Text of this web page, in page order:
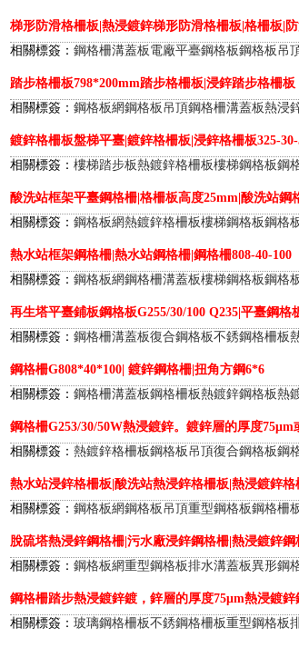
梯形防滑格柵板|熱浸鍍鋅梯形防滑格柵板|格柵板|
相關標簽： 鋼格柵溝蓋板 電廠平臺鋼格板鋼格板吊
踏步格柵板798*200mm踏步格柵板|浸鋅踏步格柵板
相關標簽： 鋼格板網鋼格板吊頂鋼格柵溝蓋板熱浸
鍍鋅格柵板盤梯平臺|鍍鋅格柵板|浸鋅格柵板325-
相關標簽： 樓梯踏步板熱鍍鋅格柵板樓梯鋼格板鋼
酸洗站框架平臺鋼格柵|格柵板高度25mm|酸洗站鋼
相關標簽： 鋼格板網熱鍍鋅格柵板樓梯鋼格板鋼格
熱水站框架鋼格柵|熱水站鋼格柵|鋼格柵808-40-100
相關標簽： 鋼格板網鋼格柵溝蓋板樓梯鋼格板鋼格
再生塔平臺鋪板鋼格板G255/30/100 Q235|平臺鋼格
相關標簽： 鋼格柵溝蓋板復合鋼格板不銹鋼格柵板
鋼格柵G808*40*100| 鍍鋅鋼格柵|扭角方鋼6*6
相關標簽： 鋼格柵溝蓋板鋼格柵板熱鍍鋅鋼格板熱
鋼格柵G253/30/50W熱浸鍍鋅。鍍鋅層的厚度75μm
相關標簽： 熱鍍鋅格柵板鋼格板吊頂復合鋼格板鋼
熱水站浸鋅格柵板|酸洗站熱浸鋅格柵板|熱浸鍍鋅格
相關標簽： 鋼格板網鋼格板吊頂重型鋼格板鋼格柵
脫硫塔熱浸鋅鋼格柵|污水廠浸鋅鋼格柵|熱浸鍍鋅
相關標簽： 鋼格板網重型鋼格板排水溝蓋板異形鋼
鋼格柵踏步熱浸鍍鋅鍍，鋅層的厚度75μm熱浸鍍鋅
相關標簽： 玻璃鋼格柵板不銹鋼格柵板重型鋼格板